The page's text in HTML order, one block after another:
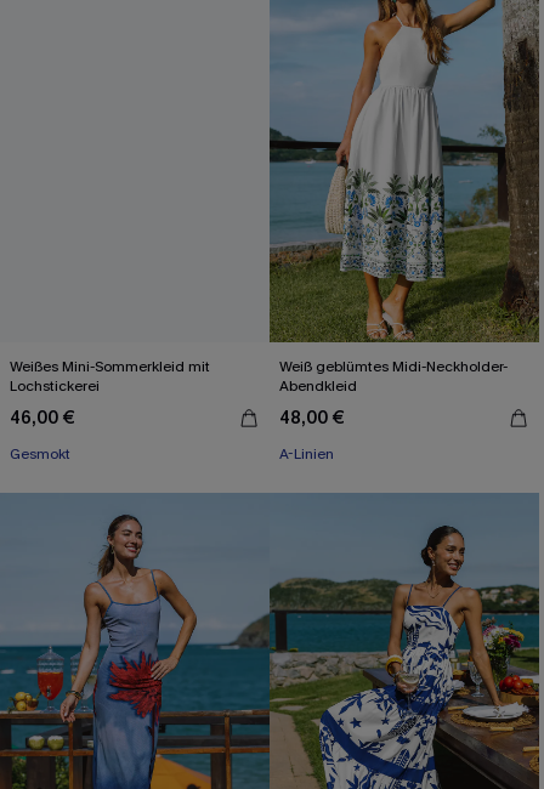
Weißes Mini-Sommerkleid mit
Lochstickerei
46,00 €
Gesmokt
Weiß geblümtes Midi-Neckholder-
Abendkleid
48,00 €
A-Linien